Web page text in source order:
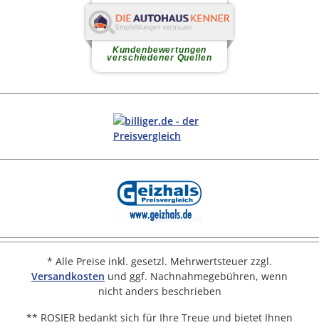
* Alle Preise inkl. gesetzl. Mehrwertsteuer zzgl.
Versandkosten und ggf. Nachnahmegebühren, wenn
nicht anders beschrieben
** ROSIER bedankt sich für Ihre Treue und bietet Ihnen